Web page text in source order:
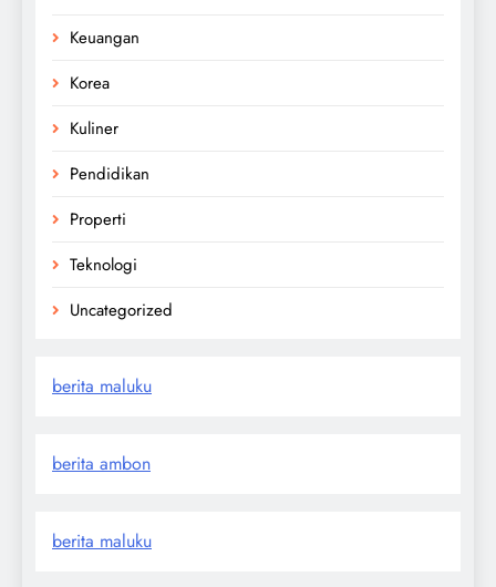
Keuangan
Korea
Kuliner
Pendidikan
Properti
Teknologi
Uncategorized
berita maluku
berita ambon
berita maluku